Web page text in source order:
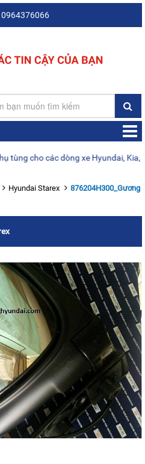
0964376066
cho các dòng xe Hyundai, Kia,
Hyundai Starex
876204H300_Gương